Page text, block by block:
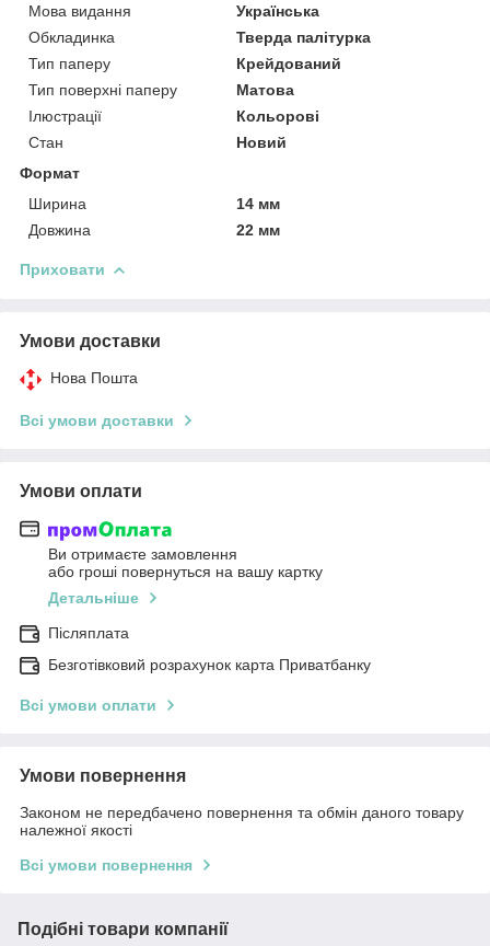
Мова видання
Українська
Обкладинка
Тверда палітурка
Тип паперу
Крейдований
Тип поверхні паперу
Матова
Ілюстрації
Кольорові
Стан
Новий
Формат
Ширина
14 мм
Довжина
22 мм
Приховати
Умови доставки
Нова Пошта
Всі умови доставки
Умови оплати
Ви отримаєте замовлення
або гроші повернуться на вашу картку
Детальніше
Післяплата
Безготівковий розрахунок карта Приватбанку
Всі умови оплати
Умови повернення
Законом не передбачено повернення та обмін даного товару
належної якості
Всі умови повернення
Подібні товари компанії